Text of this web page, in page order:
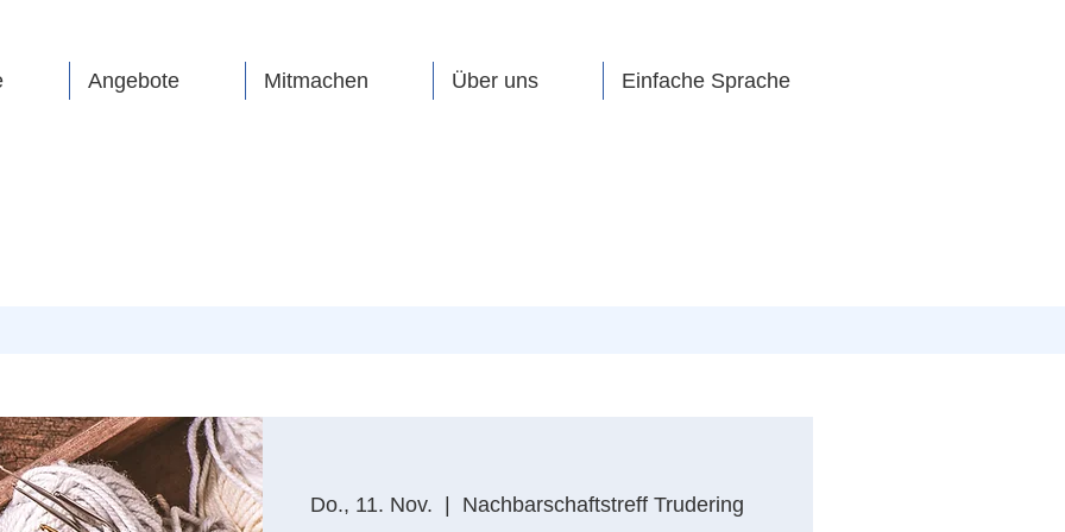
Angebote Mitmachen Über uns Einfache Sprache
Do., 11. Nov. Nachbarschaftstreff Trudering